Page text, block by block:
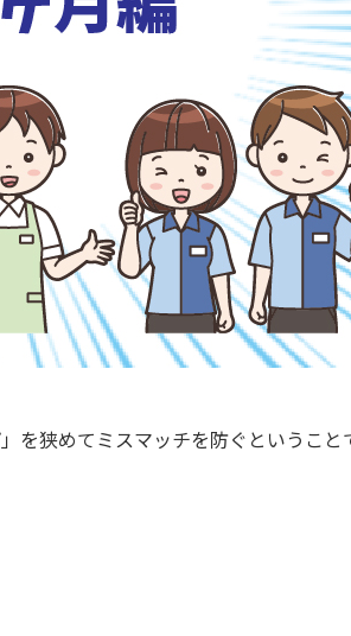
を狭めてミスマッチを防ぐということ